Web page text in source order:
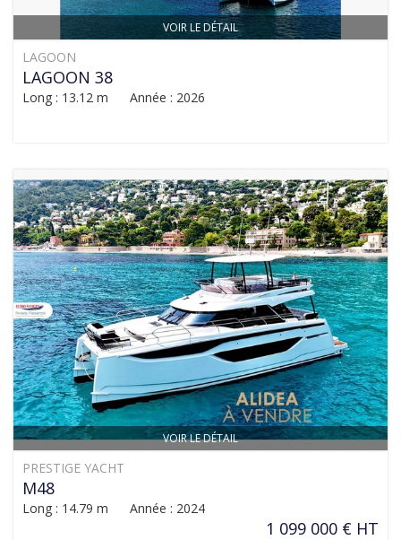
VOIR LE DÉTAIL
LAGOON
LAGOON 38
Long : 13.12 m Année : 2026
VOIR LE DÉTAIL
PRESTIGE YACHT
M48
Long : 14.79 m Année : 2024
1 099 000 € HT